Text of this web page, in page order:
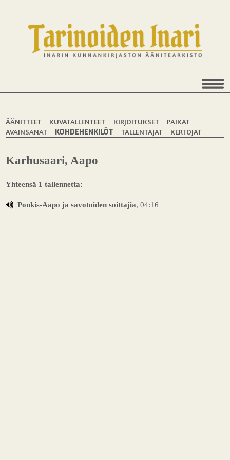
ÄÄNITTEET KUVATALLENTEET KIRJOITUKSET
PAIKAT
AVAINSANAT
KOHDEHENKILÖT TALLENTAJAT KERTOJAT
Karhusaari, Aapo
Yhteensä 1 tallennetta:
Ponkis-Aapo ja savotoiden soittajia, 04:16